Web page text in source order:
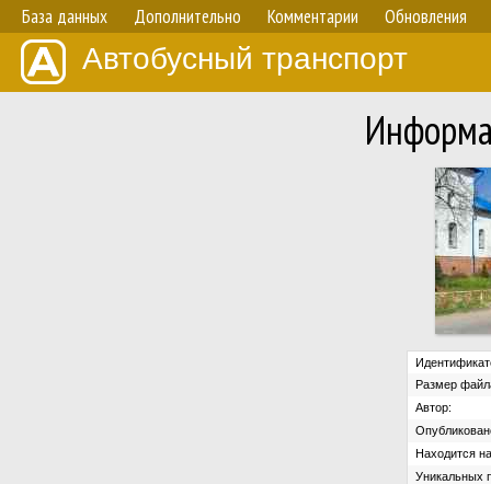
База данных Дополнительно Комментарии Обновления
Автобусный транспорт
Размер
Автор:
Находится
Уникальных